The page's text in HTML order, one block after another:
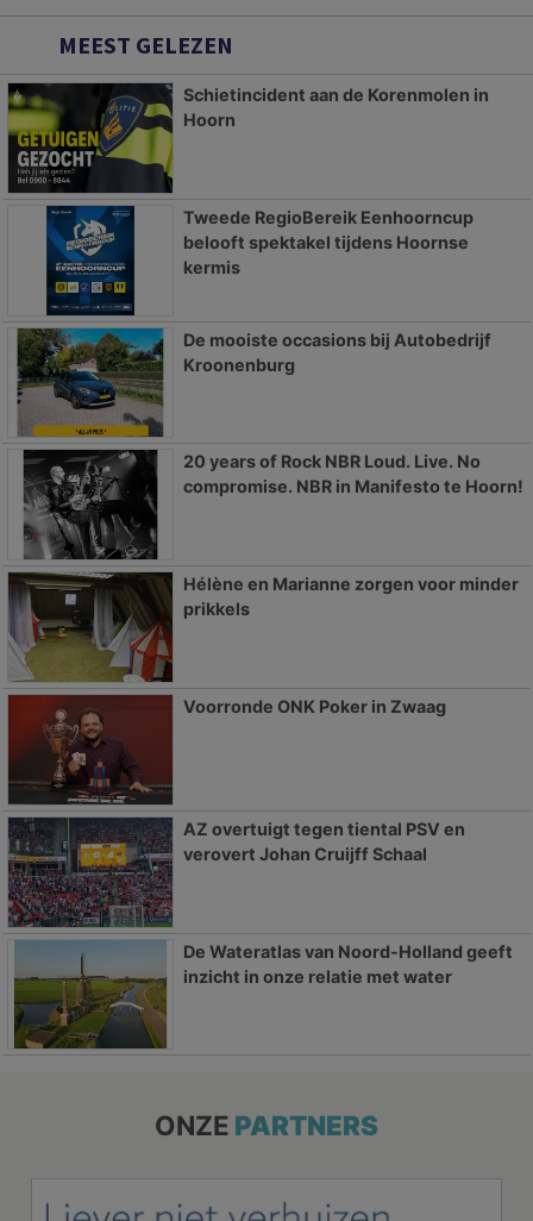
MEEST GELEZEN
Schietincident aan de Korenmolen in
Hoorn
Tweede RegioBereik Eenhoorncup
belooft spektakel tijdens Hoornse
kermis
De mooiste occasions bij Autobedrijf
Kroonenburg
20 years of Rock NBR Loud. Live. No
compromise. NBR in Manifesto te Hoorn!
Hélène en Marianne zorgen voor minder
prikkels
Voorronde ONK Poker in Zwaag
AZ overtuigt tegen tiental PSV en
verovert Johan Cruijff Schaal
De Wateratlas van Noord-Holland geeft
inzicht in onze relatie met water
ONZE PARTNERS